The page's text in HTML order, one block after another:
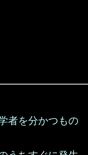
者を分かつもの